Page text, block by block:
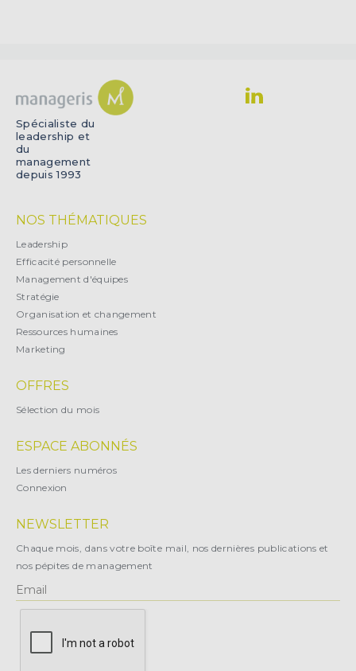
Spécialiste du
leadership et
du
management
depuis 1993
NOS THÉMATIQUES
Leadership
Efficacité personnelle
Management d'équipes
Stratégie
Organisation et changement
Ressources humaines
Marketing
OFFRES
Sélection du mois
ESPACE ABONNÉS
Les derniers numéros
Connexion
NEWSLETTER
Chaque mois, dans votre boîte mail, nos dernières publications et
nos pépites de management